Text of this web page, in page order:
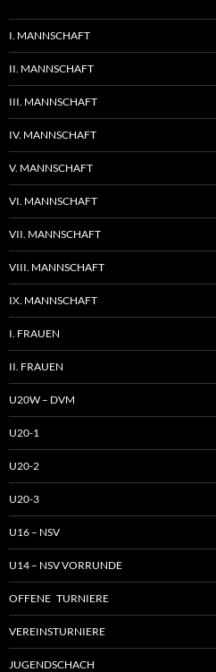
I. MANNSCHAFT
II. MANNSCHAFT
III. MANNSCHAFT
IV. MANNSCHAFT
V. MANNSCHAFT
VI. MANNSCHAFT
VII. MANNSCHAFT
VIII. MANNSCHAFT
IX. MANNSCHAFT
I. FRAUEN
II. FRAUEN
U20W – DVM
U20-1
U20-2
U20-3
U16 – NSV
U14 – NSV VORRUNDE
OFFENE TURNIERE
VEREINSTURNIERE
JUGENDSCHACH